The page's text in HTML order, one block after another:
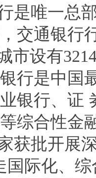
是唯一总
交通银行
市设有
行是中国
银行、证
综合性金
获批开展
国际化、